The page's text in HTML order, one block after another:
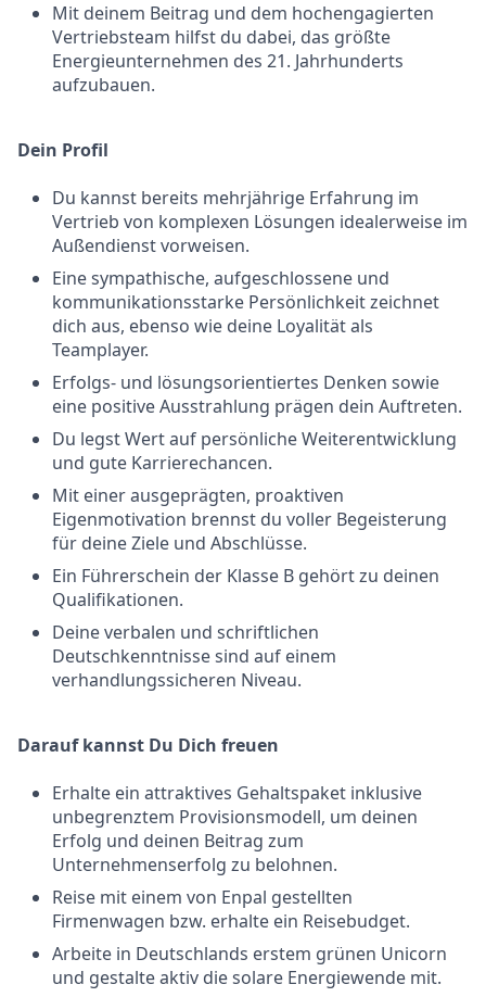
Mit deinem Beitrag und dem hochengagierten
Vertriebsteam hilfst du dabei, das größte
Energieunternehmen des 21. Jahrhunderts
aufzubauen.
Dein Profil
Du kannst bereits mehrjährige Erfahrung im
Vertrieb von komplexen Lösungen idealerweise im
Außendienst vorweisen.
Eine sympathische, aufgeschlossene und
kommunikationsstarke Persönlichkeit zeichnet
dich aus, ebenso wie deine Loyalität als
Teamplayer.
Erfolgs- und lösungsorientiertes Denken sowie
eine positive Ausstrahlung prägen dein Auftreten.
Du legst Wert auf persönliche Weiterentwicklung
und gute Karrierechancen.
Mit einer ausgeprägten, proaktiven
Eigenmotivation brennst du voller Begeisterung
für deine Ziele und Abschlüsse.
Ein Führerschein der Klasse B gehört zu deinen
Qualifikationen.
Deine verbalen und schriftlichen
Deutschkenntnisse sind auf einem
verhandlungssicheren Niveau.
Darauf kannst Du Dich freuen
Erhalte ein attraktives Gehaltspaket inklusive
unbegrenztem Provisionsmodell, um deinen
Erfolg und deinen Beitrag zum
Unternehmenserfolg zu belohnen.
Reise mit einem von Enpal gestellten
Firmenwagen bzw. erhalte ein Reisebudget.
Arbeite in Deutschlands erstem grünen Unicorn
und gestalte aktiv die solare Energiewende mit.